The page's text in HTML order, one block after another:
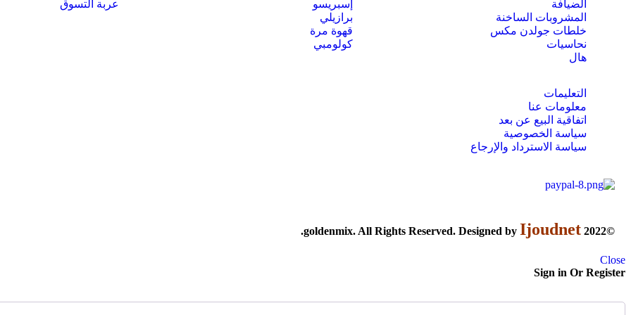
الضيافة
المشروبات الساخنة
خلطات جولدن مكس
نحاسيات
هال
إسبريسو
برازيلي
قهوة مرة
كولومبي
عربة التسوق
التعليمات
معلومات عنا
اتفاقية البيع عن بعد
سياسة الخصوصية
سياسة الاسترداد والإرجاع
©2022 goldenmix. All Rights Reserved. Designed by
Ijoudnet
.
Close
Sign in Or Register